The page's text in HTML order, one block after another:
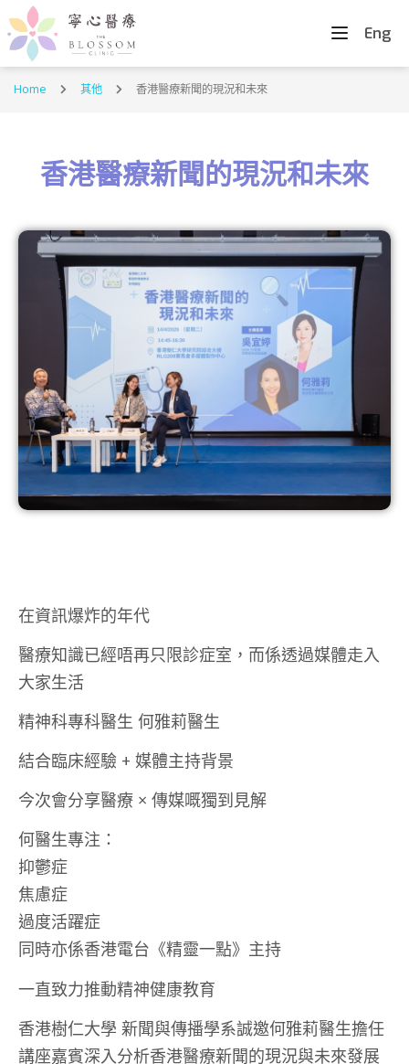
Eng
Home 其他 香港醫療新聞的現況和未來
香港醫療新聞的現況和未來
在資訊爆炸的年代
醫療知識已經唔再只限診症室，而係透過媒體走入
大家生活
精神科專科醫生 何雅莉醫生
結合臨床經驗 + 媒體主持背景
今次會分享醫療 × 傳媒嘅獨到見解
何醫生專注：
抑鬱症
焦慮症
過度活躍症
同時亦係香港電台《精靈一點》主持
一直致力推動精神健康教育
香港樹仁大學 新聞與傳播學系誠邀何雅莉醫生擔任
講座嘉賓深入分析香港醫療新聞的現況與未來發展